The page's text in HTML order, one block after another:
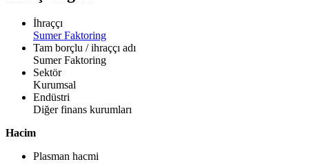
İhraççı
Sumer Faktoring
Tam borçlu / ihraççı adı
Sumer Faktoring
Sektör
Kurumsal
Endüstri
Diğer finans kurumları
Hacim
Plasman hacmi